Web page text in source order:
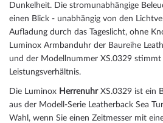
Dunkelheit. Die stromunabhängige
einen Blick - unabhängig von den
Aufladung durch das Tageslicht, ohne
Luminox Armbanduhr der Baureihe
und der Modellnummer XS.0329 stimmt
Leistungsverhältnis.
Die Luminox HerrenuhrXS.0329 ist ein
aus der Modell-Serie Leatherback Sea
Wahl, wenn Sie einen Zeitmesser mit